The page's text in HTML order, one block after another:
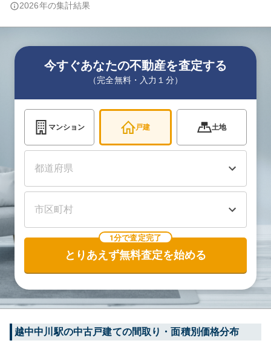
2026年の集計結果
今すぐあなたの不動産を査定する
（完全無料・入力１分）
マンション 戸建 土地
1分で査定完了
とりあえず無料査定を始める
越中中川駅の中古戸建ての間取り・面積別価格分布